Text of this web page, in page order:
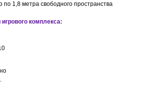
1,8 метра свободного пространства
комплекса: